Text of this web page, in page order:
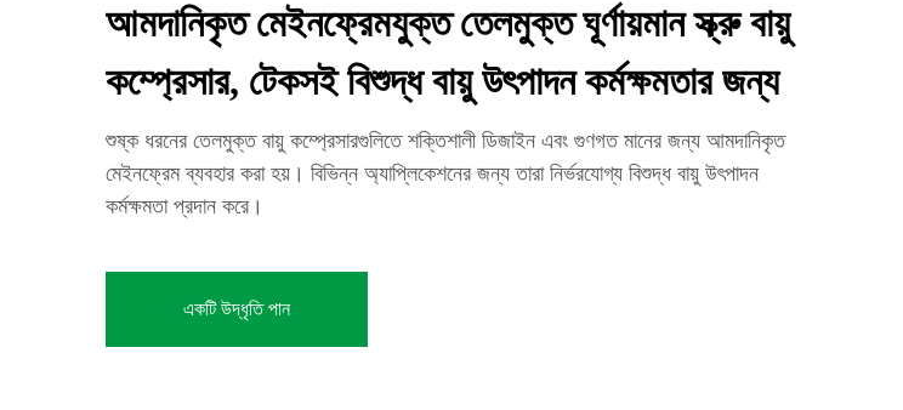
আমদানিকৃত মেইনফ্রেমযুক্ত তেলমুক্ত ঘূর্ণায়মান স্ক্রু বায়ু
কম্প্রেসার, টেকসই বিশুদ্ধ বায়ু উৎপাদন কর্মক্ষমতার জন্য
শুষ্ক ধরনের তেলমুক্ত বায়ু কম্প্রেসারগুলিতে শক্তিশালী ডিজাইন এবং গুণগত মানের জন্য আমদানিকৃত
মেইনফ্রেম ব্যবহার করা হয়। বিভিন্ন অ্যাপ্লিকেশনের জন্য তারা নির্ভরযোগ্য বিশুদ্ধ বায়ু উৎপাদন
কর্মক্ষমতা প্রদান করে।
একটি উদ্ধৃতি পান